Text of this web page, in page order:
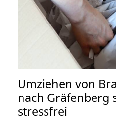
Umziehen von
nach Gräfenberg
stressfrei